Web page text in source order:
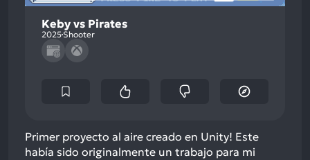
Keby vs Pirates
2025 Shooter
Primer proyecto al aire creado en Unity! Este
había sido originalmente un trabajo para mi